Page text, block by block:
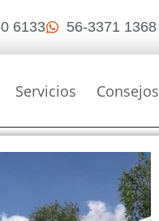
6133 56-3371 1368
Servicios Consejos